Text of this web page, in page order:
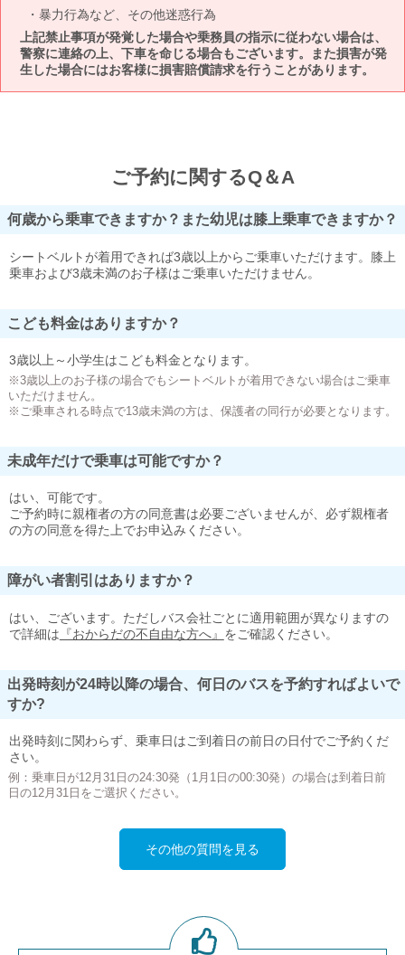
暴力行為など、その他迷惑行為
上記禁止事項が発覚した場合や乗務員の指示に従わない場合は、
警察に連絡の上、下車を命じる場合もございます。また損害が発
生した場合にはお客様に損害賠償請求を行うことがあります。
ご予約に関するQ＆A
何歳から乗車できますか？また幼児は膝上乗車できますか？
シートベルトが着用できれば3歳以上からご乗車いただけます。膝上
乗車および3歳未満のお子様はご乗車いただけません。
こども料金はありますか？
3歳以上～小学生はこども料金となります。
※3歳以上のお子様の場合でもシートベルトが着用できない場合はご乗車
いただけません。
※ご乗車される時点で13歳未満の方は、保護者の同行が必要となります。
未成年だけで乗車は可能ですか？
はい、可能です。
ご予約時に親権者の方の同意書は必要ございませんが、必ず親権者
の方の同意を得た上でお申込みください。
障がい者割引はありますか？
はい、ございます。ただしバス会社ごとに適用範囲が異なりますの
で詳細は 『おからだの不自由な方へ』 をご確認ください。
出発時刻が24時以降の場合、何日のバスを予約すればよいで
すか?
出発時刻に関わらず、乗車日はご到着日の前日の日付でご予約くだ
さい。
例：乗車日が12月31日の24:30発（1月1日の00:30発）の場合は到着日前
日の12月31日をご選択ください。
その他の質問を見る